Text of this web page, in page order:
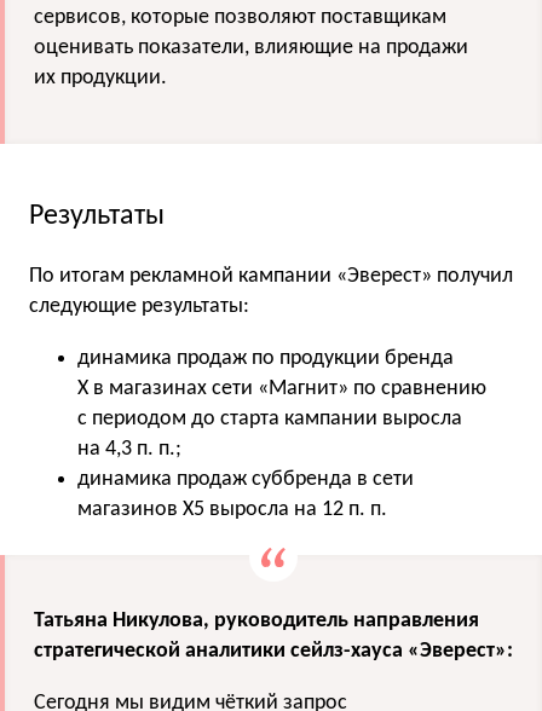
сервисов, которые позволяют поставщикам
оценивать показатели, влияющие на продажи
их продукции.
Результаты
По итогам рекламной кампании «Эверест» получил
следующие результаты:
динамика продаж по продукции бренда
Х в магазинах сети «Магнит» по сравнению
с периодом до старта кампании выросла
на 4,3 п. п.;
динамика продаж суббренда в сети
магазинов X5 выросла на 12 п. п.
Татьяна Никулова, руководитель направления
стратегической аналитики сейлз-хауса «Эверест»:
Сегодня мы видим чёткий запрос